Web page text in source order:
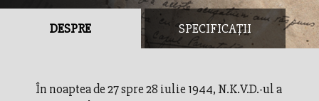
DESPRE SPECIFICAȚII
În noaptea de 27 spre 28 iulie 1944, N.K.V.D.-ul a